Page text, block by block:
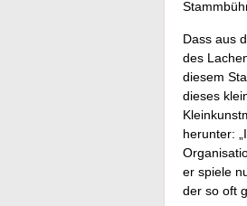
Dass aus
des
diesem
dieses
herunter:
er spiele
der so oft